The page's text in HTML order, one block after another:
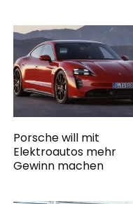
Porsche will mit
Elektroautos mehr
Gewinn machen